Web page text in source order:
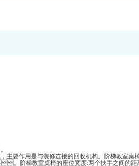
，主要作用是与装修连接的回收机构。阶梯教室
。阶梯教室桌椅的座位宽度:两个扶手之间